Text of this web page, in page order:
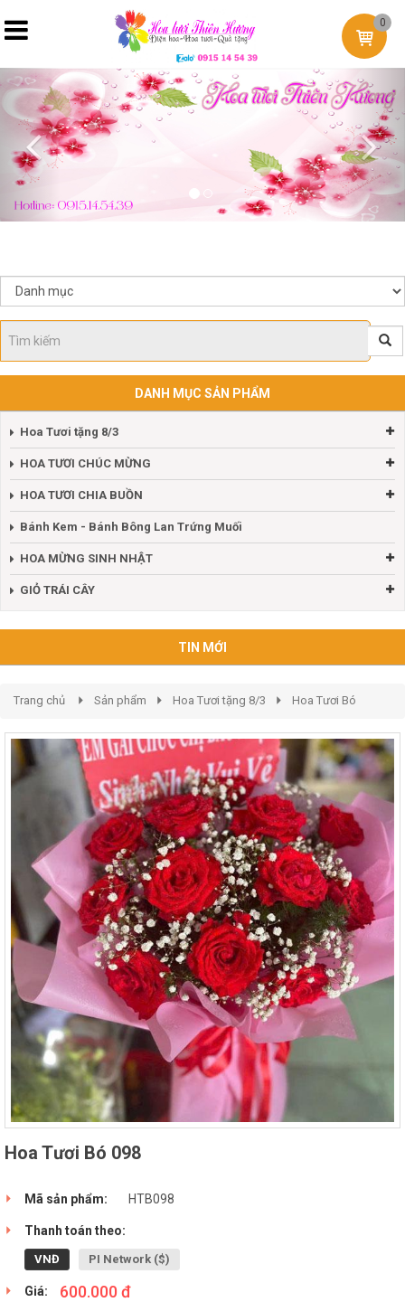
0
Previous
DANH MỤC SẢN PHẨM
Hoa Tươi tặng 8/3
HOA TƯƠI CHÚC MỪNG
HOA TƯƠI CHIA BUỒN
Bánh Kem - Bánh Bông Lan Trứng Muối
HOA MỪNG SINH NHẬT
GIỎ TRÁI CÂY
TIN MỚI
Trang chủ Sản phẩm Hoa Tươi tặng 8/3 Hoa Tươi Bó
Hoa Tươi Bó 098
Mã sản phẩm: HTB098
Thanh toán theo:
VNĐ PI Network ($)
Giá: 600.000 đ